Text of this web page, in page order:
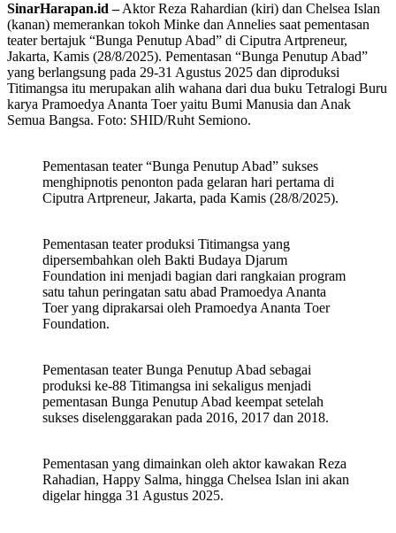
SinarHarapan.id –Aktor Reza Rahardian (kiri) dan Chelsea Islan
(kanan) memerankan tokoh Minke dan Annelies saat pementasan
teater bertajuk “Bunga Penutup Abad” di Ciputra Artpreneur,
Jakarta, Kamis (28/8/2025). Pementasan “Bunga Penutup Abad”
yang berlangsung pada 29-31 Agustus 2025 dan diproduksi
Titimangsa itu merupakan alih wahana dari dua buku Tetralogi Buru
karya Pramoedya Ananta Toer yaitu Bumi Manusia dan Anak
Semua Bangsa. Foto: SHID/Ruht Semiono.
Pementasan teater “Bunga Penutup Abad” sukses
menghipnotis penonton pada gelaran hari pertama di
Ciputra Artpreneur, Jakarta, pada Kamis (28/8/2025).
Pementasan teater produksi Titimangsa yang
dipersembahkan oleh Bakti Budaya Djarum
Foundation ini menjadi bagian dari rangkaian program
satu tahun peringatan satu abad Pramoedya Ananta
Toer yang diprakarsai oleh Pramoedya Ananta Toer
Foundation.
Pementasan teater Bunga Penutup Abad sebagai
produksi ke-88 Titimangsa ini sekaligus menjadi
pementasan Bunga Penutup Abad keempat setelah
sukses diselenggarakan pada 2016, 2017 dan 2018.
Pementasan yang dimainkan oleh aktor kawakan Reza
Rahadian, Happy Salma, hingga Chelsea Islan ini akan
digelar hingga 31 Agustus 2025.